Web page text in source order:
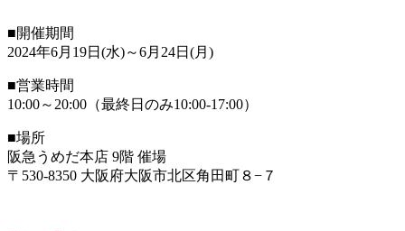
■開催期間
2024年6月19日(水)～6月24日(月)
■営業時間
10:00～20:00（最終日のみ10:00-17:00）
■場所
阪急うめだ本店 9階 催場
〒530-8350 大阪府大阪市北区角田町８−７